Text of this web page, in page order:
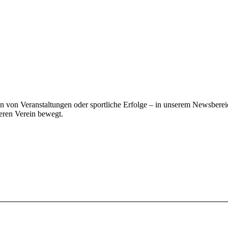
von Veranstaltungen oder sportliche Erfolge – in unserem
Verein bewegt.